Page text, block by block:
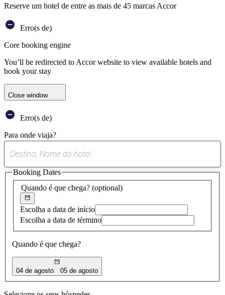
Reserve um hotel de entre as mais de 45 marcas Accor
Erro(s de)
Core booking engine
You’ll be redirected to Accor website to view available hotels and
book your stay
Close window
Erro(s de)
Para onde viaja?
sugestão
encontrada
Quando é que chega? (optional)
Escolha a data de início
Escolha a data de término
Quando é que chega?
04 de agosto 05 de agosto
Booking Dates